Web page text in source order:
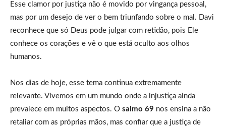
Esse clamor por justiça não é movido por vingança pessoal,
mas por um desejo de ver o bem triunfando sobre o mal. Davi
reconhece que só Deus pode julgar com retidão, pois Ele
conhece os corações e vê o que está oculto aos olhos
humanos.
Nos dias de hoje, esse tema continua extremamente
relevante. Vivemos em um mundo onde a injustiça ainda
prevalece em muitos aspectos. O salmo 69 nos ensina a não
retaliar com as próprias mãos, mas confiar que a justiça de